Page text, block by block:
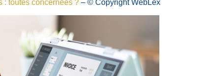
: toutes concernées ? – © Copyright WebLex